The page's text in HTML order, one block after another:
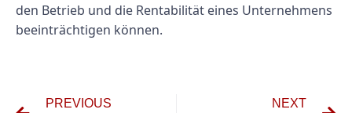
den Betrieb und die Rentabilität eines Unternehmens
beeinträchtigen können.
PREVIOUS NEXT